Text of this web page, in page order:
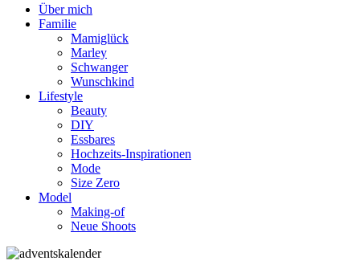
Über mich
Familie
Mamiglück
Marley
Schwanger
Wunschkind
Lifestyle
Beauty
DIY
Essbares
Hochzeits-Inspirationen
Mode
Size Zero
Model
Making-of
Neue Shoots